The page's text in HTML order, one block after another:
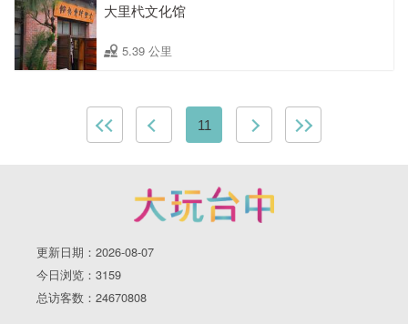
大里杙文化馆
5.39 公里
11
更新日期：2026-08-07
今日浏览：3159
总访客数：24670808